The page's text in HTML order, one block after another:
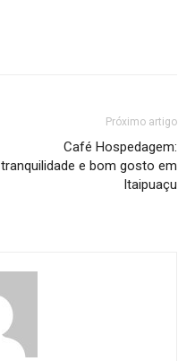
Próximo artigo
Café Hospedagem:
tranquilidade e bom gosto em
Itaipuaçu